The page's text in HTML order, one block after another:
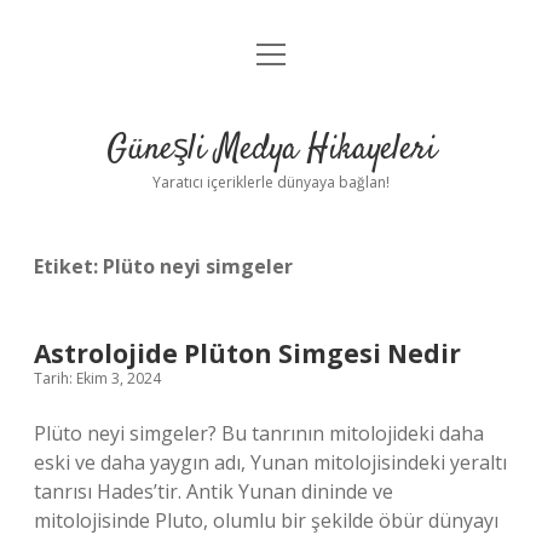
Anasayfa
Yasal Uyarı
menüyü
Güneşli Medya Hikayeleri
Yaratıcı içeriklerle dünyaya bağlan!
Etiket: Plüto neyi simgeler
Astrolojide Plüton Simgesi Nedir
Tarih: Ekim 3, 2024
Plüto neyi simgeler? Bu tanrının mitolojideki daha
eski ve daha yaygın adı, Yunan mitolojisindeki yeraltı
tanrısı Hades’tir. Antik Yunan dininde ve
mitolojisinde Pluto, olumlu bir şekilde öbür dünyayı